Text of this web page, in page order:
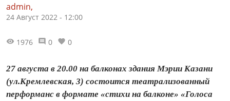
admin,
24 Август 2022 - 12:00
1976 0 0
27 августа в 20.00 на балконах здания Мэрии Казани
(ул.Кремлевская, 3) состоится театрализованный
перформанс в формате «стихи на балконе» «Голоса